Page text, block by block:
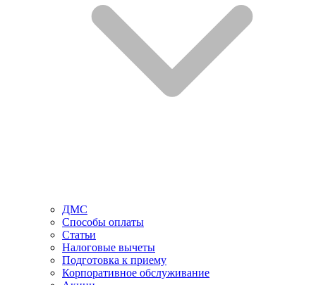
ДМС
Способы оплаты
Статьи
Налоговые вычеты
Подготовка к приему
Корпоративное обслуживание